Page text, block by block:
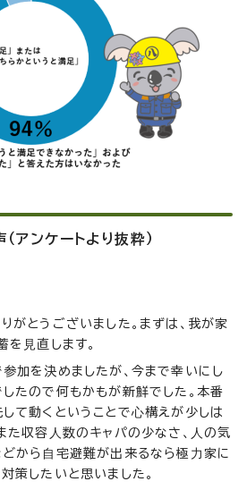
アンケートより抜粋）
がとうございました。まずは、我が家
を⾒直します。
加を決めましたが、今まで幸いにし
たので何もかもが新鮮でした。本番
て動くということで⼼構えが少しは
た収容⼈数のキャパの少なさ、⼈の気
から⾃宅避難が出来るなら極⼒家に
策したいと思いました。